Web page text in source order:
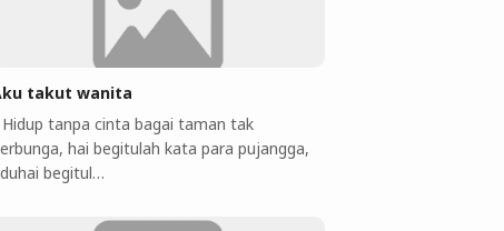
takut wanita
tanpa cinta bagai taman tak
hai begitulah kata para pujangga,
begitul…